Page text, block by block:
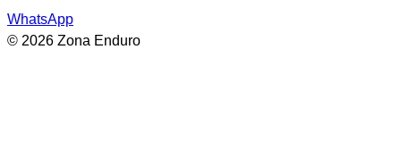
WhatsApp
© 2026 Zona Enduro